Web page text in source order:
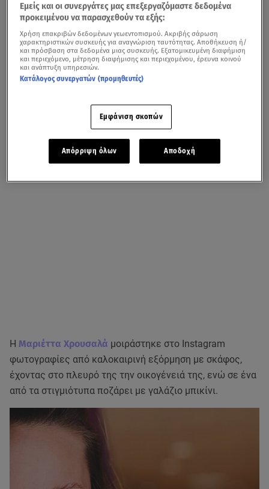
Η Μαριέττα Χρουσαλά μοιράστηκε στο Instagram
φωτογραφίες από καλοκαιρινή εξόρμηση με σκάφος,
έχοντας στο πλευρό της την οικογένειά της, ενώ σε ένα
από τα στιγμιότυπα ποζάρει με γαλάζιο μπικίνι.
Εμείς και οι συνεργάτες μας επεξεργαζόμαστε δεδομένα
προκειμένου να παρασχεθούν τα εξής:
Χρήση επακριβών δεδομένων γεωεντοπισμού. Ακριβής σάρωση
χαρακτηριστικών συσκευής για αναγνώριση ταυτότητας. Αποθήκευση ή/
και πρόσβαση στα δεδομένα μιας συσκευής. Εξατομικευμένη διαφήμιση
και περιεχόμενο, μέτρηση διαφήμισης και περιεχομένου, έρευνα κοινού
και ανάπτυξη υπηρεσιών.
Κατάλογος συνεργατών (προμηθευτές)
Εμφάνιση σκοπών
Απόρριψη όλων Αποδοχή